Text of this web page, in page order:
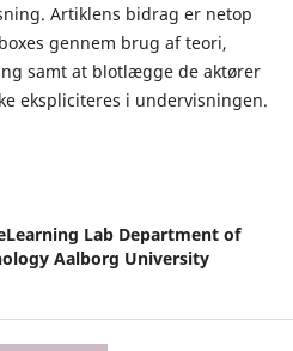
Artiklens bidrag er netop
gennem brug af teori,
samt at blotlægge de aktører
ekspliciteres i undervisningen.
Lab Department of
Aalborg University